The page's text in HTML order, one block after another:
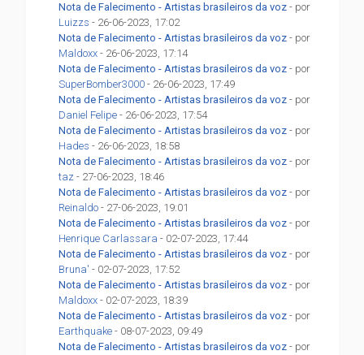
Nota de Falecimento - Artistas brasileiros da voz - por
Luizzs - 26-06-2023, 17:02
Nota de Falecimento - Artistas brasileiros da voz - por
Maldoxx - 26-06-2023, 17:14
Nota de Falecimento - Artistas brasileiros da voz - por
SuperBomber3000 - 26-06-2023, 17:49
Nota de Falecimento - Artistas brasileiros da voz - por
Daniel Felipe - 26-06-2023, 17:54
Nota de Falecimento - Artistas brasileiros da voz - por
Hades - 26-06-2023, 18:58
Nota de Falecimento - Artistas brasileiros da voz - por
taz - 27-06-2023, 18:46
Nota de Falecimento - Artistas brasileiros da voz - por
Reinaldo - 27-06-2023, 19:01
Nota de Falecimento - Artistas brasileiros da voz - por
Henrique Carlassara - 02-07-2023, 17:44
Nota de Falecimento - Artistas brasileiros da voz - por
Bruna' - 02-07-2023, 17:52
Nota de Falecimento - Artistas brasileiros da voz - por
Maldoxx - 02-07-2023, 18:39
Nota de Falecimento - Artistas brasileiros da voz - por
Earthquake - 08-07-2023, 09:49
Nota de Falecimento - Artistas brasileiros da voz - por